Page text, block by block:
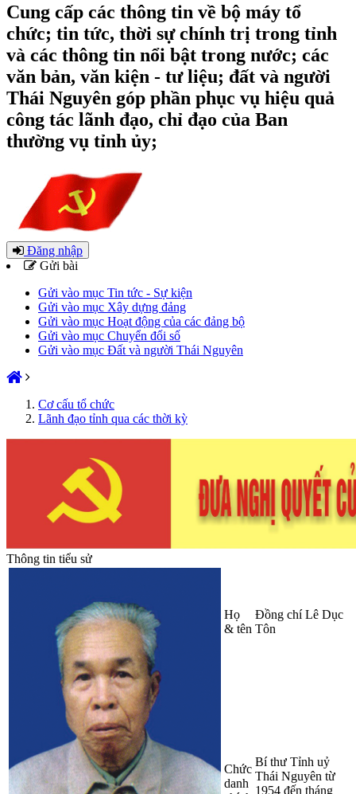
Cung cấp các thông tin về bộ máy tổ
chức; tin tức, thời sự chính trị trong tỉnh
và các thông tin nổi bật trong nước; các
văn bản, văn kiện - tư liệu; đất và người
Thái Nguyên góp phần phục vụ hiệu quả
công tác lãnh đạo, chỉ đạo của Ban
thường vụ tỉnh ủy;
Đăng nhập
Gửi bài
Gửi vào mục Tin tức - Sự kiện
Gửi vào mục Xây dựng đảng
Gửi vào mục Hoạt động của các đảng bộ
Gửi vào mục Chuyển đổi số
Gửi vào mục Đất và người Thái Nguyên
Cơ cấu tổ chức
Lãnh đạo tỉnh qua các thời kỳ
Thông tin tiểu sử
Họ
& tên
Đồng chí Lê Dục
Tôn
Chức
danh
Bí thư Tỉnh uỷ
Thái Nguyên từ
1954 đến tháng